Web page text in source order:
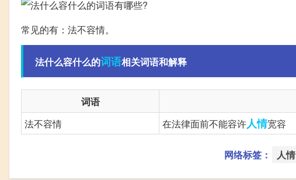
常见的有：法不容情。
法什么容什么的词语相关词语和解释
词语
法不容情
在法律面前不能容许人情宽容
网络标签： 人情